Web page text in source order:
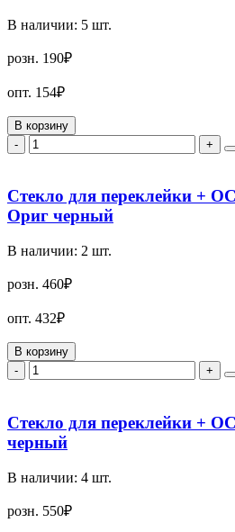
В наличии: 5 шт.
розн. 190₽
опт. 154₽
В корзину
-
+
Стекло для переклейки +
Ориг черный
В наличии: 2 шт.
розн. 460₽
опт. 432₽
В корзину
-
+
Стекло для переклейки +
черный
В наличии: 4 шт.
розн. 550₽